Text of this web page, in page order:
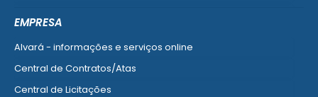
EMPRESA
Alvará - informações e serviços online
Central de Contratos/Atas
Central de Licitações